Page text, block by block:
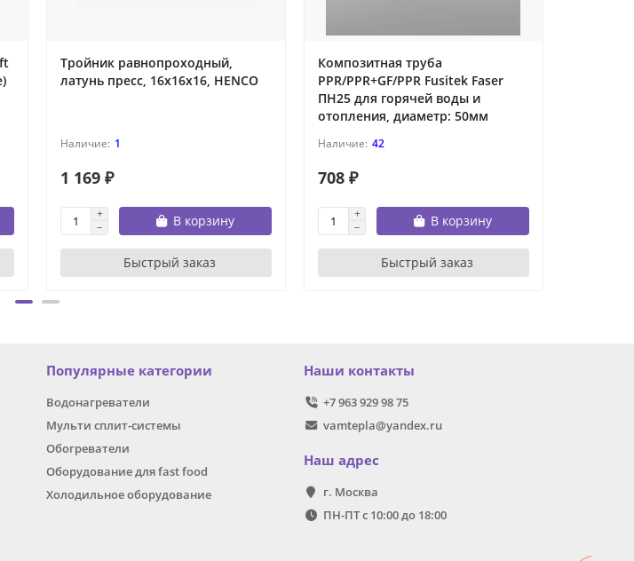
Тройник равнопроходный,
латунь пресс, 16x16x16, HENCO
1
1 169 ₽
В корзину
Быстрый заказ
Композитная труба
PPR/PPR+GF/PPR Fusitek Faser
ПН25 для горячей воды и
отопления, диаметр: 50мм
42
708 ₽
В корзину
Быстрый заказ
Популярные категории
Водонагреватели
Мульти сплит-системы
Обогреватели
Оборудование для fast food
Холодильное оборудование
Наши контакты
+7 963 929 98 75
vamtepla@yandex.ru
Наш адрес
г. Москва
ПН-ПТ с 10:00 до 18:00